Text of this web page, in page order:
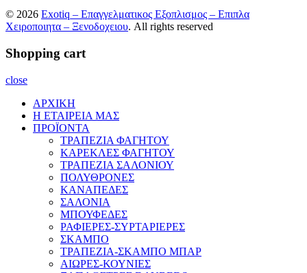
© 2026 Exotiq – Επαγγελματικος Εξοπλισμος – Επιπλα
Χειροποιητα – Ξενοδοχειου. All rights reserved
Shopping cart
close
ΑΡΧΙΚΗ
Η ΕΤΑΙΡΕΙΑ ΜΑΣ
ΠΡΟΪΟΝΤΑ
ΤΡΑΠΕΖΙΑ ΦΑΓΗΤΟΥ
ΚΑΡΕΚΛΕΣ ΦΑΓΗΤΟΥ
ΤΡΑΠΕΖΙΑ ΣΑΛΟΝΙΟΥ
ΠΟΛΥΘΡΟΝΕΣ
ΚΑΝΑΠΕΔΕΣ
ΣΑΛΟΝΙΑ
ΜΠΟΥΦΕΔΕΣ
ΡΑΦΙΕΡΕΣ-ΣΥΡΤΑΡΙΕΡΕΣ
ΣΚΑΜΠΟ
ΤΡΑΠΕΖΙΑ-ΣΚΑΜΠΟ ΜΠΑΡ
ΑΙΩΡΕΣ-ΚΟΥΝΙΕΣ